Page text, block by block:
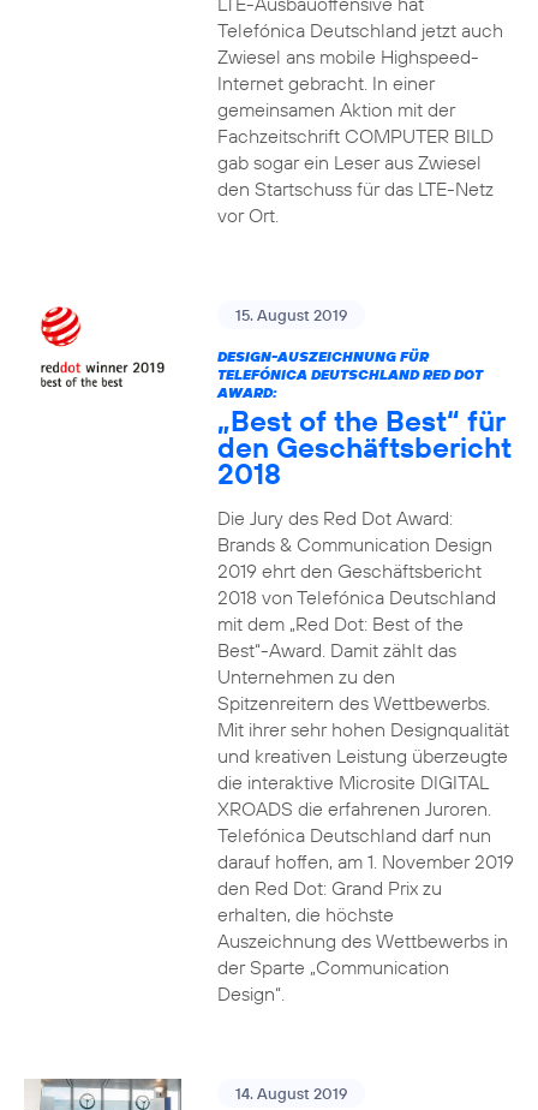
Telefónica Deutschland jetzt auch
Zwiesel ans mobile Highspeed-
Internet gebracht. In einer
gemeinsamen Aktion mit der
Fachzeitschrift COMPUTER BILD
gab sogar ein Leser aus Zwiesel
den Startschuss für das LTE-Netz
vor Ort.
15. August 2019
DESIGN-AUSZEICHNUNG FÜR
TELEFÓNICA DEUTSCHLAND RED DOT
AWARD:
„Best of the Best“ für
den Geschäftsbericht
2018
Die Jury des Red Dot Award:
Brands & Communication Design
2019 ehrt den Geschäftsbericht
2018 von Telefónica Deutschland
mit dem „Red Dot: Best of the
Best“-Award. Damit zählt das
Unternehmen zu den
Spitzenreitern des Wettbewerbs.
Mit ihrer sehr hohen Designqualität
und kreativen Leistung überzeugte
die interaktive Microsite DIGITAL
XROADS die erfahrenen Juroren.
Telefónica Deutschland darf nun
darauf hoffen, am 1. November 2019
den Red Dot: Grand Prix zu
erhalten, die höchste
Auszeichnung des Wettbewerbs in
der Sparte „Communication
Design“.
14. August 2019